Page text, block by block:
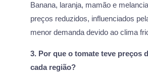
Banana, laranja, mamão e
preços reduzidos, influenciados
menor demanda devido ao clima
3. Por que o tomate teve preços
cada região?